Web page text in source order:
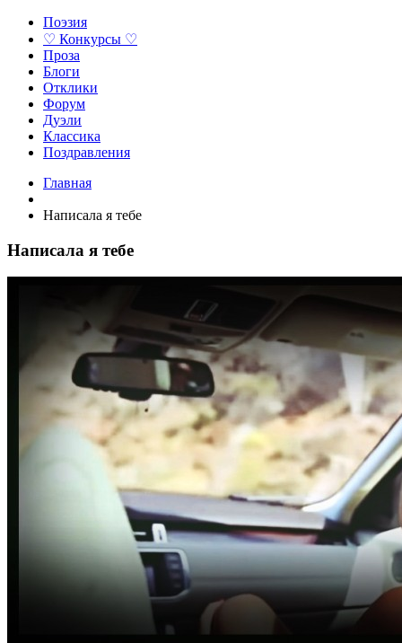
Поэзия
♡ Конкурсы ♡
Проза
Блоги
Отклики
Форум
Дуэли
Классика
Поздравления
Главная
Написала я тебе
Написала я тебе